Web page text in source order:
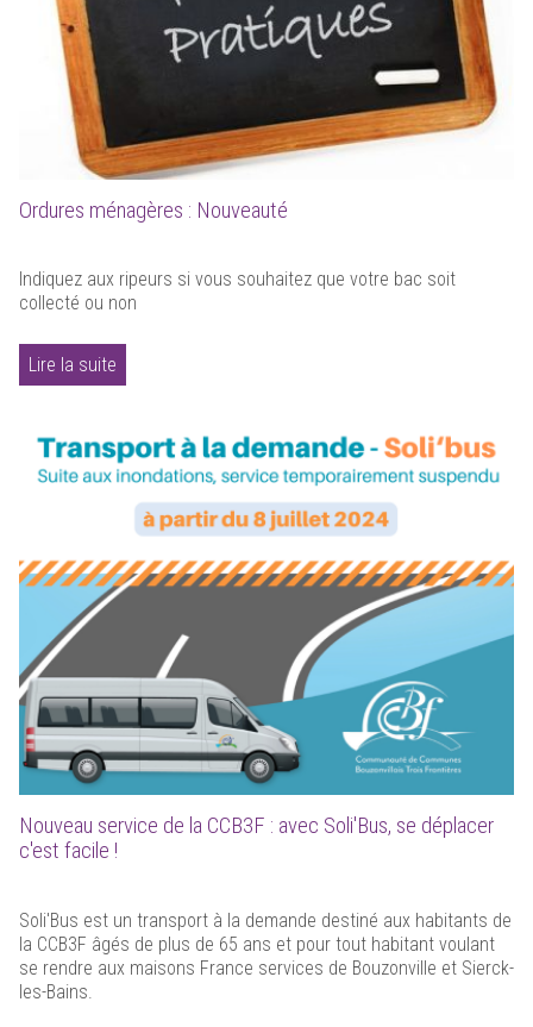
Ordures ménagères : Nouveauté
Indiquez aux ripeurs si vous souhaitez que votre bac soit
collecté ou non
Lire la suite
Nouveau service de la CCB3F : avec Soli'Bus, se déplacer
c'est facile !
Soli'Bus est un transport à la demande destiné aux habitants de
la CCB3F âgés de plus de 65 ans et pour tout habitant voulant
se rendre aux maisons France services de Bouzonville et Sierck-
les-Bains.